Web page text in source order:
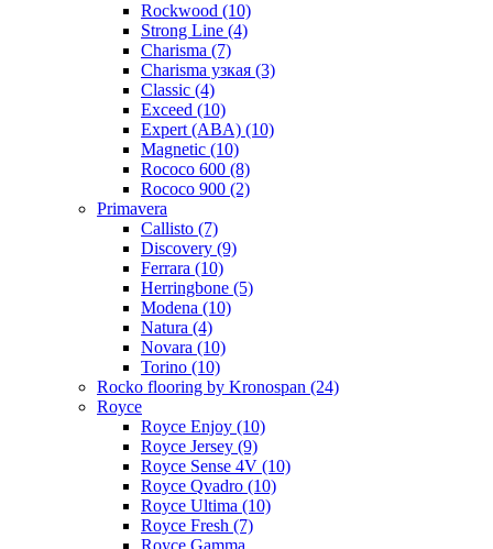
Rockwood (10)
Strong Line (4)
Charisma (7)
Charisma узкая (3)
Classic (4)
Exceed (10)
Expert (ABA) (10)
Magnetic (10)
Roсoсo 600 (8)
Rococo 900 (2)
Primavera
Callisto (7)
Discovery (9)
Ferrara (10)
Herringbone (5)
Modena (10)
Natura (4)
Novara (10)
Torino (10)
Rocko flooring by Kronospan (24)
Royce
Royce Enjoy (10)
Royce Jersey (9)
Royce Sense 4V (10)
Royce Qvadro (10)
Royce Ultima (10)
Royce Fresh (7)
Royce Gamma